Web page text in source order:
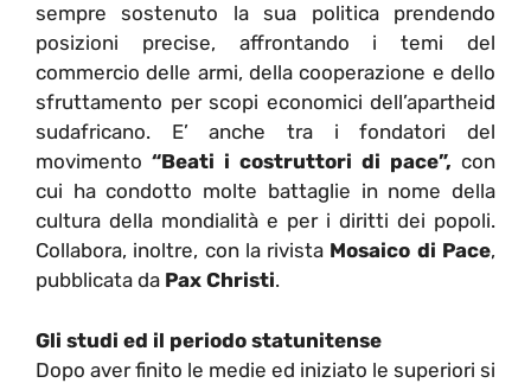
sempre sostenuto la sua politica prendendo
posizioni precise, affrontando i temi del
commercio delle armi, della cooperazione e dello
sfruttamento per scopi economici dell’apartheid
sudafricano. E’ anche tra i fondatori del
movimento “Beati i costruttori di pace”, con
cui ha condotto molte battaglie in nome della
cultura della mondialità e per i diritti dei popoli.
Collabora, inoltre, con la rivista Mosaico di Pace,
pubblicata da Pax Christi.
Gli studi ed il periodo statunitense
Dopo aver finito le medie ed iniziato le superiori si